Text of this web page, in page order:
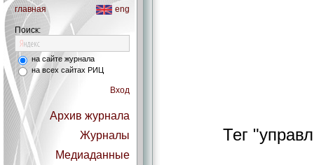
главная eng
Поиск:
на сайте журнала
на всех сайтах РИЦ
Вход
Архив журнала
Журналы
Медиаданные
Тег